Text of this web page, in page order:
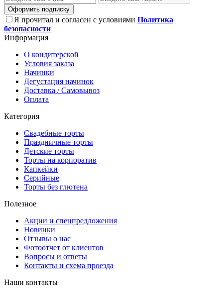
Оформить подписку
Я прочитал и согласен с условиями Политика
безопасности
Информация
О кондитерской
Условия заказа
Начинки
Дегустация начинок
Доставка / Самовывоз
Оплата
Категория
Свадебные торты
Праздничные торты
Детские торты
Торты на корпоратив
Капкейки
Серийные
Торты без глютена
Полезное
Акции и спецпредложения
Новинки
Отзывы о нас
Фотоотчет от клиентов
Вопросы и ответы
Контакты и схема проезда
Наши контакты